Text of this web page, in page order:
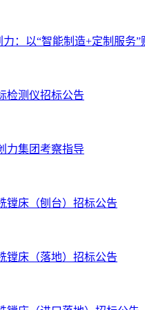
：以“智能制造+定制服务
检测仪招标公告
力集团考察指导
镗床（刨台）招标公告
镗床（落地）招标公告